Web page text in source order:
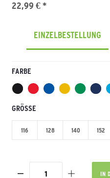
22,99 € *
EINZELBESTELLUNG
FARBE
GRÖSSE
116 128 140 152
IN